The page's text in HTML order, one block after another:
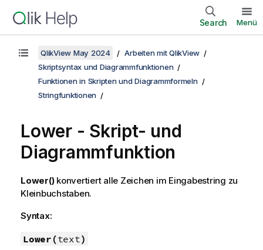
Search Menü
QlikView May 2024
Arbeiten mit QlikView
Skriptsyntax und Diagrammfunktionen
Funktionen in Skripten und Diagrammformeln
Stringfunktionen
Lower - Skript- und
Diagrammfunktion
Lower()konvertiert alle Zeichen im Eingabestring zu
Kleinbuchstaben.
Syntax:
Lower(text)